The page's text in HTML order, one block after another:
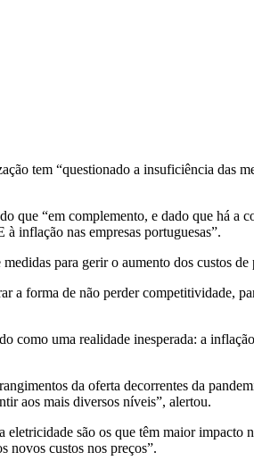
tem “questionado a insuficiência das
que “em complemento, e dado que há a
inflação nas empresas portuguesas”.
para gerir o aumento dos custos
forma de não perder competitividade,
uma realidade inesperada: a
da oferta decorrentes da
aos mais diversos níveis”, alertou.
são os que têm maior impacto
novos custos nos preços”.